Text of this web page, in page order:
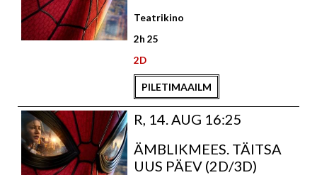
Teatrikino
2h 25
2D
PILETIMAAILM
R, 14. AUG 16:25
ÄMBLIKMEES. TÄITSA
UUS PÄEV (2D/3D)